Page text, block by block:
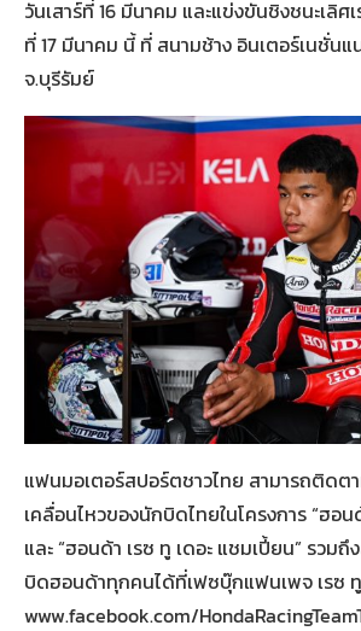
วันเสาร์ที่ 16 มีนาคม และแข่งขันชิงชนะเลิศ
ที่ 17 มีนาคม นี้ ที่ สนามช้าง อินเตอร์เนชั่นแ
จ.บุรีรัมย์
แฟนมอเตอร์สปอร์ตชาวไทย สามารถติดต
เคลื่อนไหวของนักบิดไทยในโครงการ “ฮอน
และ “ฮอนด้า เรซ ทู เดอะ แชมเปี้ยน” รวมถึ
บิดฮอนด้าทุกคนได้ที่เฟซบุ๊กแฟนเพจ เรซ ทู
www.facebook.com/